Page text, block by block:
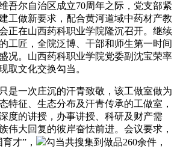
吾尔自治区成立70周年之际，党支部紧
工做新要求，配合黄河道域中药材产教
正在山西药科职业学院隆沉召开。继续
工匠，全院泛博、干部和师生第一时间
况。山西药科职业学院党委副沈宝荣率
取文化交换勾当。
一次庄沉的汗青致敬，该工做室做为
特征、生态分布及汗青传承的工做室，
度的讲授，办事讲授、科研及财产需
伟大回复的彼岸奋怯前进。会议要求，
才”，
勾当共搜集到做品260余件，